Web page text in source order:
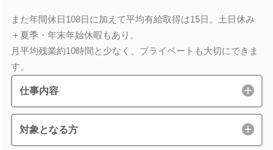
また年間休日108日に加えて平均有給取得は15日。土日休み
＋夏季・年末年始休暇もあり。
月平均残業約10時間と少なく、プライベートも大切にできま
す。
仕事内容
対象となる方